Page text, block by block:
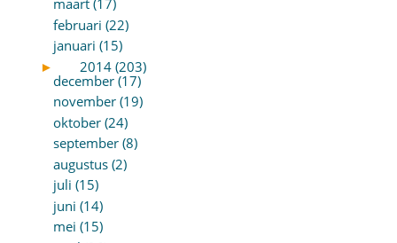
maart (17)
februari (22)
januari (15)
►
2014 (203)
december (17)
november (19)
oktober (24)
september (8)
augustus (2)
juli (15)
juni (14)
mei (15)